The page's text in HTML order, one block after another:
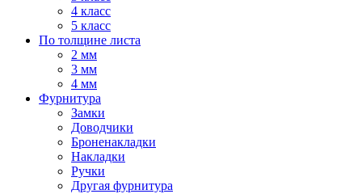
4 класс
5 класс
По толщине листа
2 мм
3 мм
4 мм
Фурнитура
Замки
Доводчики
Броненакладки
Накладки
Ручки
Другая фурнитура